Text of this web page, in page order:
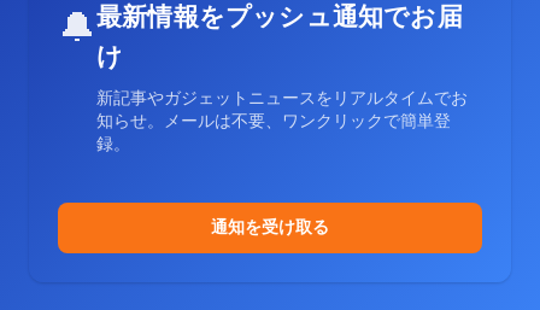
🔔最新情報をプッシュ通知でお届
け
新記事やガジェットニュースをリアルタイムでお
知らせ。メールは不要、ワンクリックで簡単登
録。
通知を受け取る